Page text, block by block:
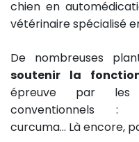
chien en
vétérinaire spécialisé
De nombreuses
soutenir la
épreuve par les
conventionnels :
curcuma… Là encore,